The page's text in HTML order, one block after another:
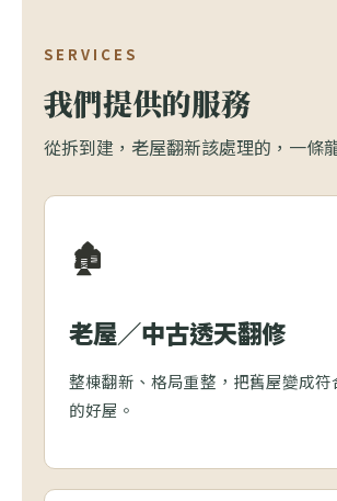
SERVICES
我們提供的服務
從拆到建，老屋翻新該處理的，一條
🏚️
老屋／中古透天翻修
整棟翻新、格局重整，把舊屋變成符
的好屋。